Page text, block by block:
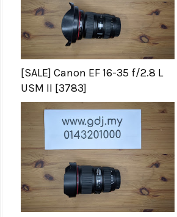
[SALE] Canon EF 16-35 f/2.8 L
USM II [3783]